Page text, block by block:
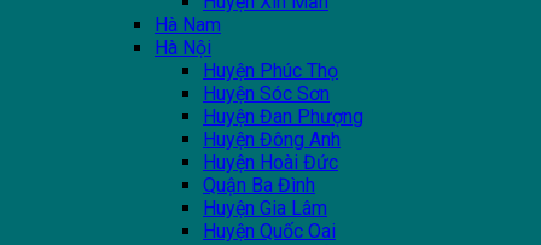
Hà Nam
Hà Nội
Huyện Phúc Thọ
Huyện Sóc Sơn
Huyện Đan Phượng
Huyện Đông Anh
Huyện Hoài Đức
Quận Ba Đình
Huyện Gia Lâm
Huyện Quốc Oai